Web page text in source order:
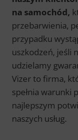
na samochód,
przebarwienia,
przypadku
uszkodzeń, jeśli
udzielamy
Vizer to firma,
spełnia warunki
najlepszym
naszych usług.